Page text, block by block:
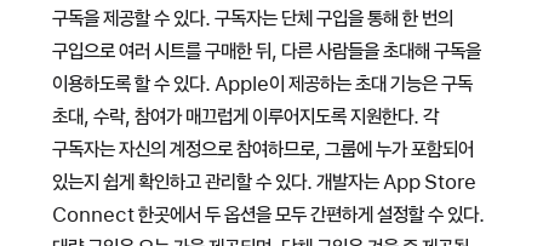
구독을 제공할 수 있다. 구독자는 단체 구입을 통해 한 번의
구입으로 여러 시트를 구매한 뒤, 다른 사람들을 초대해 구독을
이용하도록 할 수 있다. Apple이 제공하는 초대 기능은 구독
초대, 수락, 참여가 매끄럽게 이루어지도록 지원한다. 각
구독자는 자신의 계정으로 참여하므로, 그룹에 누가 포함되어
있는지 쉽게 확인하고 관리할 수 있다. 개발자는 App Store
Connect 한곳에서 두 옵션을 모두 간편하게 설정할 수 있다.